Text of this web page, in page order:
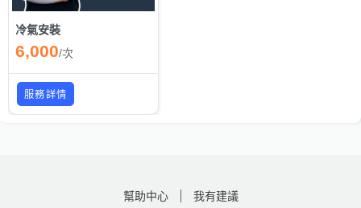
冷氣安裝
6,000/次
服務詳情
幫助中心 我有建議